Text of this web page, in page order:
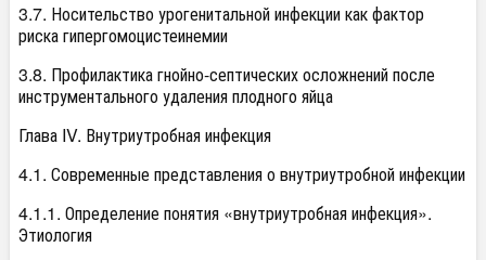
3.7. Носительство урогенитальной инфекции как фактор
риска гипергомоцистеинемии
3.8. Профилактика гнойно-септических осложнений после
инструментального удаления плодного яйца
Глава IV. Внутриутробная инфекция
4.1. Современные представления о внутриутробной инфекции
4.1.1. Определение понятия «внутриутробная инфекция».
Этиология